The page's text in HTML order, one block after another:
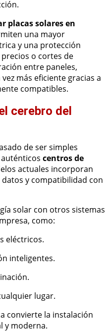
placas solares en
una mayor
y una protección
o cortes de
entre paneles,
más eficiente gracias a
compatibles.
cerebro del
de ser simples
centros de
actuales incorporan
datos y compatibilidad con
solar con otros sistemas
como:
eléctricos.
inteligentes.
lugar.
convierte la instalación
y moderna.